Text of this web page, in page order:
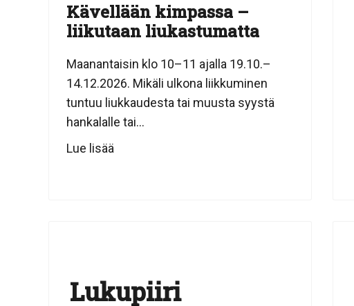
Kävellään kimpassa –
liikutaan liukastumatta
Maanantaisin klo 10–11 ajalla 19.10.–
14.12.2026. Mikäli ulkona liikkuminen
tuntuu liukkaudesta tai muusta syystä
hankalalle tai...
Lue lisää
Lukupiiri